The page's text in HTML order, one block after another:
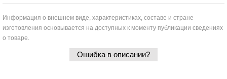
Информация о внешнем виде, характеристиках, составе и стране
изготовления основывается на доступных к моменту публикации сведениях
о товаре.
Ошибка в описании?